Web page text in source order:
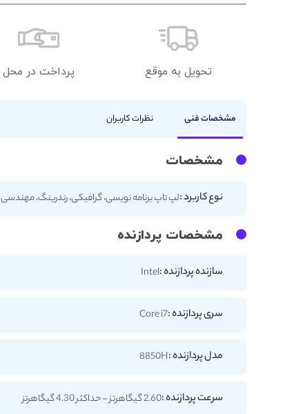
تحویل به موقع پرداخت در محل
مشخصات فنی نظرات کاربران
مشخصات
نوع کاربرد :لپ تاپ برنامه نویسی، گرافیکی، رندرینگ، مهندسی
مشخصات پردازنده
سازنده پردازنده :Intel
سری پردازنده :Core i7
مدل پردازنده :8850H
سرعت پردازنده :2.60 گیگاهرتز - حداکثر 4.30 گیگاهرتز